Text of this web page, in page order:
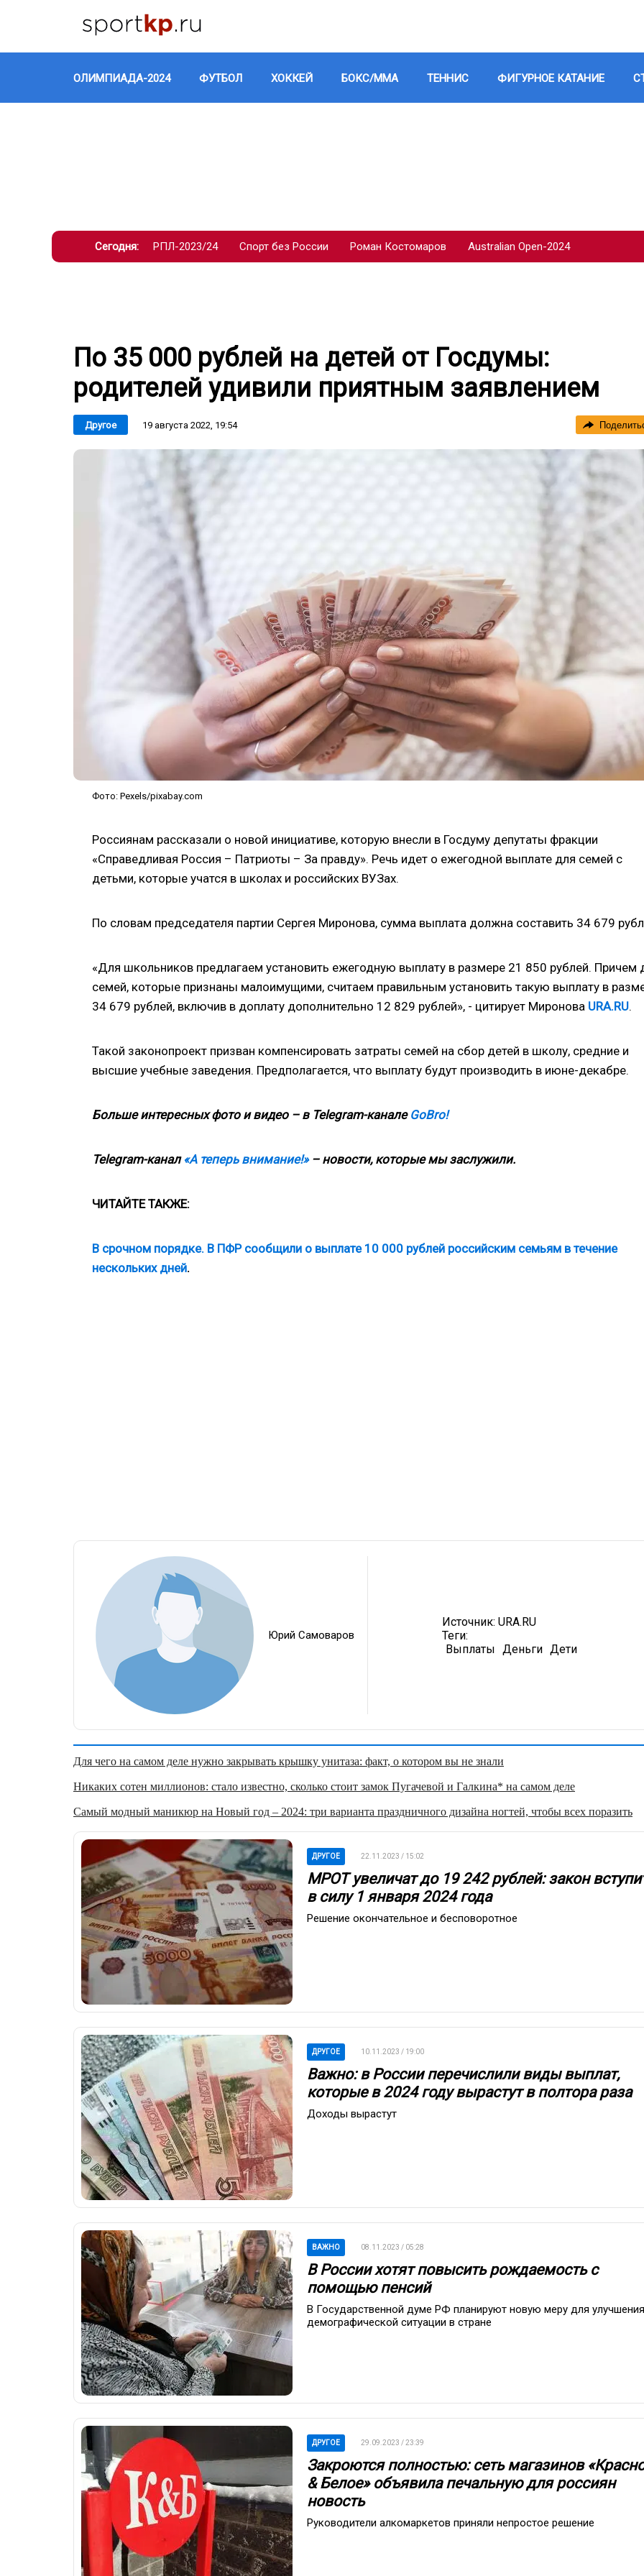
ОЛИМПИАДА-2024 ФУТБОЛ ХОККЕЙ БОКС/ММА ТЕННИС ФИГУРНОЕ КАТАНИЕ
Сегодня: РПЛ-2023/24 Спорт без России Роман Костомаров Australian Open-2024
По 35 000 рублей на детей от Госдумы:
родителей удивили приятным заявлением
Другое 19 августа 2022, 19:54
Фото: Pexels/pixabay.com
Россиянам рассказали о новой инициативе, которую внесли в Госдуму депутаты фракции
«Справедливая Россия – Патриоты – За правду». Речь идет о ежегодной выплате для семей с
детьми, которые учатся в школах и российских ВУЗах.
По словам председателя партии Сергея Миронова, сумма выплата должна составить 34 679
«Для школьников предлагаем установить ежегодную выплату в размере 21 850 рублей. Причем
семей, которые признаны малоимущими, считаем правильным установить такую выплату в
34 679 рублей, включив в доплату дополнительно 12 829 рублей», - цитирует Миронова URA.RU.
Такой законопроект призван компенсировать затраты семей на сбор детей в школу, средние и
высшие учебные заведения. Предполагается, что выплату будут производить в июне-декабре.
Больше интересных фото и видео – в Telegram-канале GoBro!
Telegram-канал «А теперь внимание!»– новости, которые мы заслужили.
ЧИТАЙТЕ ТАКЖЕ:
В срочном порядке. В ПФР сообщили о выплате 10 000 рублей российским семьям в течение
нескольких дней.
Юрий Самоваров
Источник: URA.RU
Теги:
Выплаты
Деньги Дети
Для чего на самом деле нужно закрывать крышку унитаза: факт, о котором вы не знали
Никаких сотен миллионов: стало известно, сколько стоит замок Пугачевой и Галкина* на самом деле
Самый модный маникюр на Новый год – 2024: три варианта праздничного дизайна ногтей, чтобы всех поразить
ДРУГОЕ 22.11.2023 / 15:02
МРОТ увеличат до 19 242 рублей: закон
в силу 1 января 2024 года
Решение окончательное и бесповоротное
ДРУГОЕ 10.11.2023 / 19:00
Важно: в России перечислили виды выплат,
которые в 2024 году вырастут в полтора раза
Доходы вырастут
ВАЖНО 08.11.2023 / 05:28
В России хотят повысить рождаемость с
помощью пенсий
В Государственной думе РФ планируют новую меру для улучшения
демографической ситуации в стране
ДРУГОЕ 29.09.2023 / 23:39
Закроются полностью: сеть магазинов
& Белое» объявила печальную для россиян
новость
Руководители алкомаркетов приняли непростое решение